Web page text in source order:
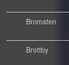
Bromsten
Brottby